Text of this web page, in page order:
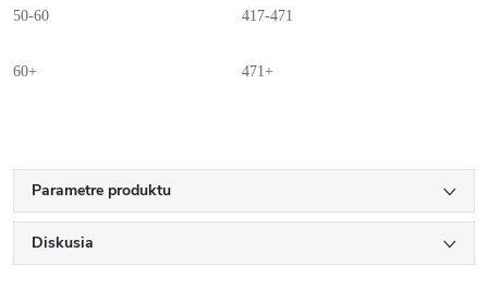
50-60 417-471
60+ 471+
Parametre produktu
Diskusia